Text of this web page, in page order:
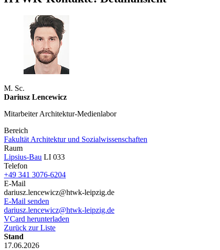
M. Sc.
Dariusz Lencewicz
Mitarbeiter Architektur-Medienlabor
Bereich
Fakultät Architektur und Sozialwissenschaften
Raum
Lipsius-Bau LI 033
Telefon
+49 341 3076-6204
E-Mail
dariusz.lencewicz@htwk-leipzig.de
E-Mail senden
dariusz.lencewicz@htwk-leipzig.de
VCard herunterladen
Zurück zur Liste
Stand
17.06.2026